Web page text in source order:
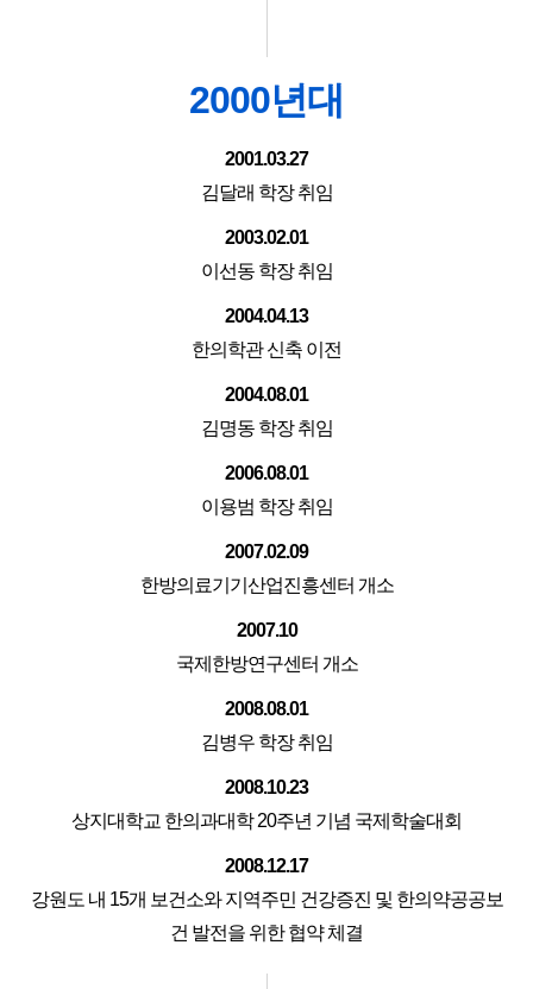
2000년대
2001.03.27
김달래 학장 취임
2003.02.01
이선동 학장 취임
2004.04.13
한의학관 신축 이전
2004.08.01
김명동 학장 취임
2006.08.01
이용범 학장 취임
2007.02.09
한방의료기기산업진흥센터 개소
2007.10
국제한방연구센터 개소
2008.08.01
김병우 학장 취임
2008.10.23
상지대학교 한의과대학 20주년 기념 국제학술대회
2008.12.17
강원도 내 15개 보건소와 지역주민 건강증진 및 한의약공공보
건 발전을 위한 협약 체결